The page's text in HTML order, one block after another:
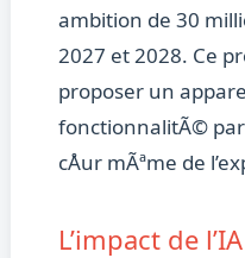
ambition de 30
2027 et 2028. Ce
proposer un
fonctionnalitÃ©
cÅur mÃªme de
L’impact de